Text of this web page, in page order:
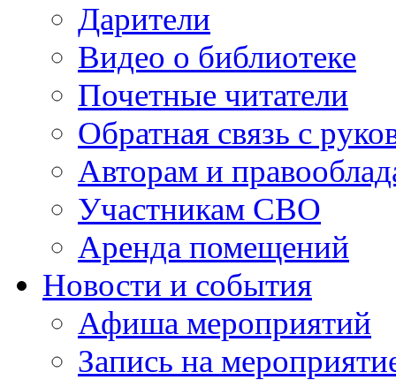
Дарители
Видео о библиотеке
Почетные читатели
Обратная связь с
Авторам и
Участникам СВО
Аренда помещений
Новости и события
Афиша мероприятий
Запись на